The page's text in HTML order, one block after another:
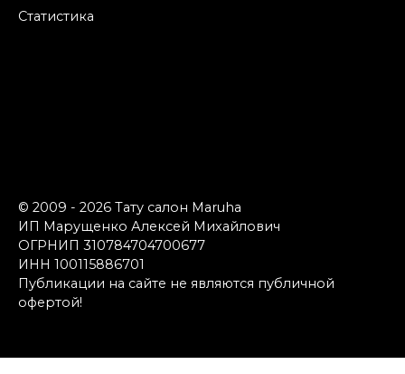
Статистика
© 2009 - 2026 Тату салон Maruha
ИП Марущенко Алексей Михайлович
ОГРНИП 310784704700677
ИНН 100115886701
Публикации на сайте не являются публичной
офертой!